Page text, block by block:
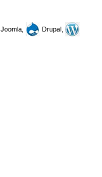
Joomla,
Drupal,